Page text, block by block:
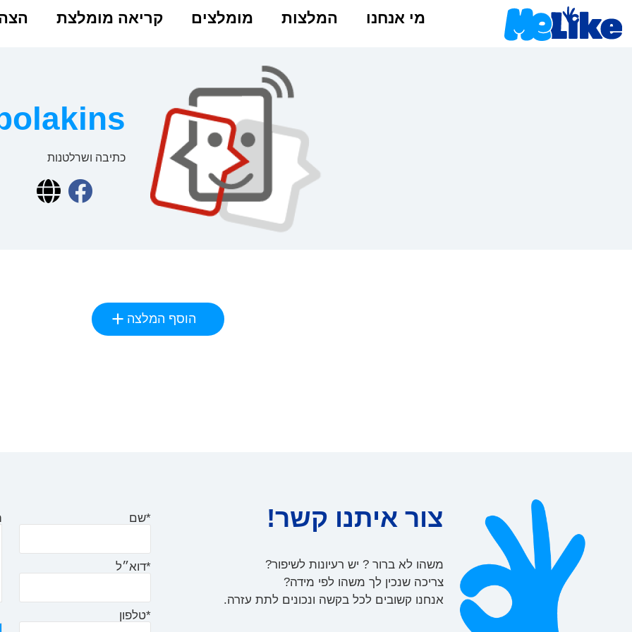
מי אנחנו המלצות מומלצים קריאה מומלצת
כתיבה ושרלטנות
הוסף המלצה
צור איתנו קשר!
משהו לא ברור ? יש רעיונות לשיפור?
צריכה שנכין לך משהו לפי מידה?
אנחנו קשובים לכל בקשה ונכונים לתת עזרה.
*שם
*דוא״ל
*טלפון